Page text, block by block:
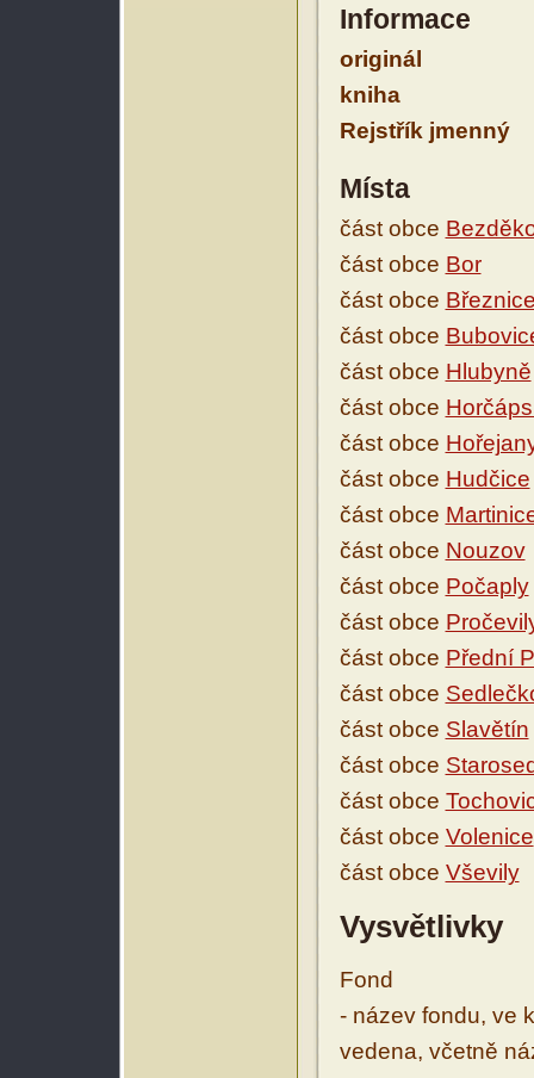
Informace
originál
kniha
Rejstřík jmenný
Místa
část obce
část obce Bor
část obce
část obce
část obce Hlubyně
část obce
část obce
část obce Hudčice
část obce
část obce Nouzov
část obce Počaply
část obce
část obce Přední
část obce
část obce Slavětín
část obce
část obce
část obce Volenice
část obce Vševily
Vysvětlivky
Fond
- název fondu, ve
vedena, včetně